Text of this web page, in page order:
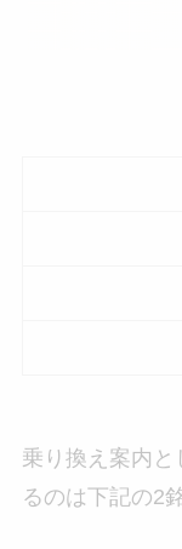
乗り換え案内
るのは下記の2